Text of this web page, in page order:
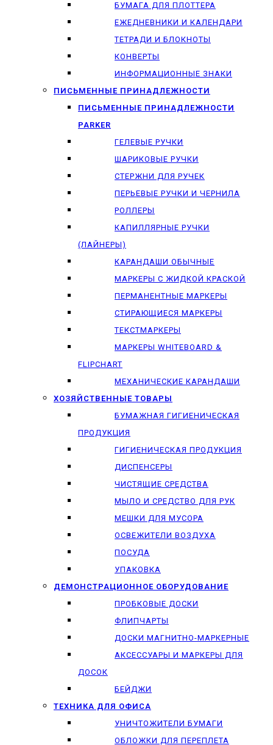
БУМАГА ДЛЯ ПЛОТТЕРА
ЕЖЕДНЕВНИКИ И КАЛЕНДАРИ
ТЕТРАДИ И БЛОКНОТЫ
КОНВЕРТЫ
ИНФОРМАЦИОННЫЕ ЗНАКИ
ПИСЬМЕННЫЕ ПРИНАДЛЕЖНОСТИ
ПИСЬМЕННЫЕ ПРИНАДЛЕЖНОСТИ
PARKER
ГЕЛЕВЫЕ РУЧКИ
ШАРИКОВЫЕ РУЧКИ
СТЕРЖНИ ДЛЯ РУЧЕК
ПЕРЬЕВЫЕ РУЧКИ И ЧЕРНИЛА
РОЛЛЕРЫ
КАПИЛЛЯРНЫЕ РУЧКИ
(ЛАЙНЕРЫ)
КАРАНДАШИ ОБЫЧНЫЕ
МАРКЕРЫ C ЖИДКОЙ КРАСКОЙ
ПЕРМАНЕНТНЫЕ МАРКЕРЫ
СТИРАЮЩИЕСЯ МАРКЕРЫ
ТЕКСТМАРКЕРЫ
МАРКЕРЫ WHITEBOARD &
FLIPCHART
МЕХАНИЧЕСКИЕ КАРАНДАШИ
ХОЗЯЙСТВЕННЫЕ ТОВАРЫ
БУМАЖНАЯ ГИГИЕНИЧЕСКАЯ
ПРОДУКЦИЯ
ГИГИЕНИЧЕСКАЯ ПРОДУКЦИЯ
ДИСПЕНСЕРЫ
ЧИСТЯЩИЕ СРЕДСТВА
МЫЛО И СРЕДСТВО ДЛЯ РУК
МЕШКИ ДЛЯ МУСОРА
ОСВЕЖИТЕЛИ ВОЗДУХА
ПОСУДА
УПАКОВКА
ДЕМОНСТРАЦИОННОЕ ОБОРУДОВАНИЕ
ПРОБКОВЫЕ ДОСКИ
ФЛИПЧАРТЫ
ДОСКИ МАГНИТНО-МАРКЕРНЫЕ
АКСЕССУАРЫ И МАРКЕРЫ ДЛЯ
ДОСОК
БЕЙДЖИ
ТЕХНИКА ДЛЯ ОФИСА
УНИЧТОЖИТЕЛИ БУМАГИ
ОБЛОЖКИ ДЛЯ ПЕРЕПЛЕТА